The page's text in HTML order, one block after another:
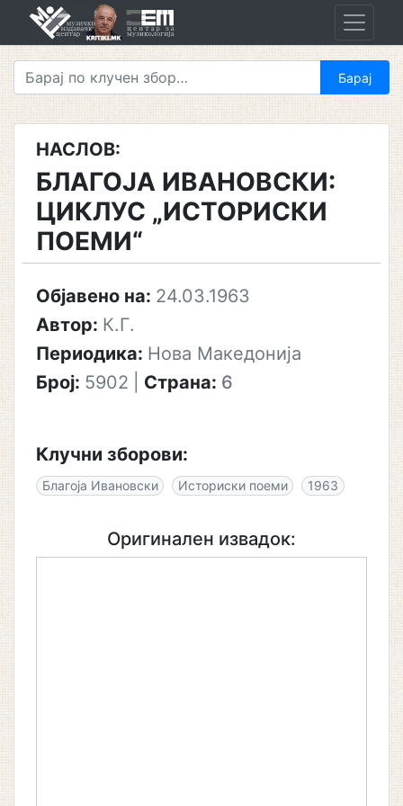
НАСЛОВ:
БЛАГОЈА ИВАНОВСКИ:
ЦИКЛУС „ИСТОРИСКИ
ПОЕМИ“
Објавено на: 24.03.1963
Автор: К.Г.
Периодика: Нова Македонија
Број: 5902 Страна: 6
Клучни зборови:
Благоја Ивановски Историски поеми 1963
Оригинален извадок: